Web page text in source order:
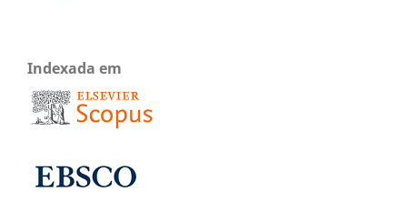
Indexada em